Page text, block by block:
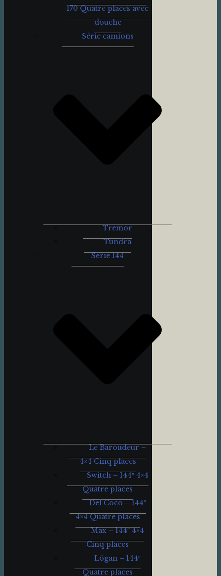
170 Quatre places avec
douche
Série camions
Tremor
Tundra
Série 144
Le Baroudeur –
4×4 Cinq places
Switch – 144″ 4×4
Quatre places
Del Coco – 144″
4×4 Quatre places
Max – 144″ 4×4
Cinq places
Lögan – 144″
Quatre places